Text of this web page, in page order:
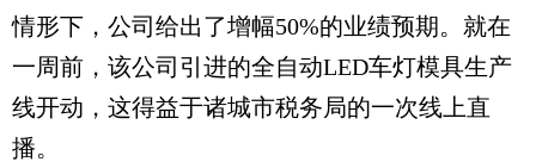
情形下，公司给出了增幅50%的业绩预期。就在
一周前，该公司引进的全自动LED车灯模具生产
线开动，这得益于诸城市税务局的一次线上直
播。